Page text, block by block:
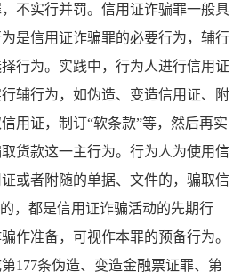
不实行并罚。信用证诈骗罪一般具
是信用证诈骗罪的必要行为，辅行
行为。实践中，行为人进行信用证
辅行为，如伪造、变造信用证、附
用证，制订“软条款”等，然后再实
货款这一主行为。行为人为使用信
或者附随的单据、文件的，骗取信
，都是信用证诈骗活动的先期行
作准备，可视作本罪的预备行为。
177条伪造、变造金融票证罪、第